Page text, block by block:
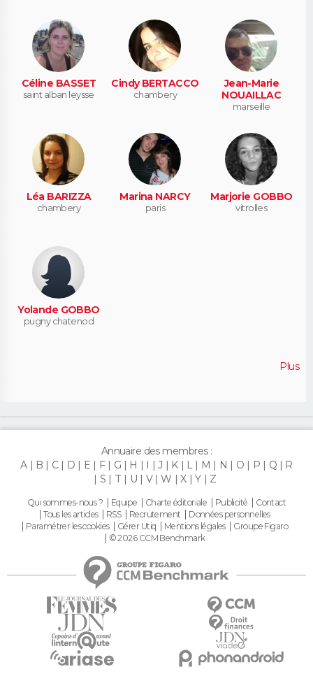
Céline BASSET
saint alban leysse
Cindy BERTACCO
chambery
Jean-Marie
NOUAILLAC
marseille
Léa BARIZZA
chambery
Marina NARCY
paris
Marjorie GOBBO
vitrolles
Yolande GOBBO
pugny chatenod
Plus
Annuaire des membres :
A
B C D E F G H I J K L M N O P Q
R
S
T U V W X Y Z
Qui sommes-nous ? Equipe Charte éditoriale Publicité
Contact
Tous les articles
RSS Recrutement
Données personnelles
Paramétrer les cookies
Gérer Utiq Mentions légales
Groupe Figaro
© 2026 CCM Benchmark